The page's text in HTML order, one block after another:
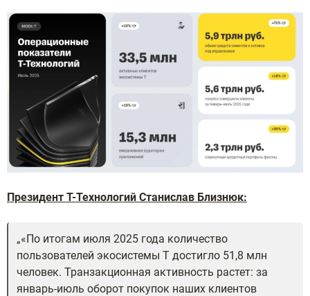
Президент Т-Технологий Станислав Близнюк:
«По итогам июля 2025 года количество
пользователей экосистемы Т достигло 51,8 млн
человек. Транзакционная активность растет: за
январь-июль оборот покупок наших клиентов